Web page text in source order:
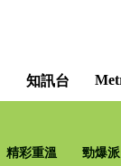
知訊台
精彩重溫 勁爆